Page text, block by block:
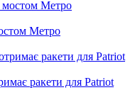
Метро
ракети для Patriot